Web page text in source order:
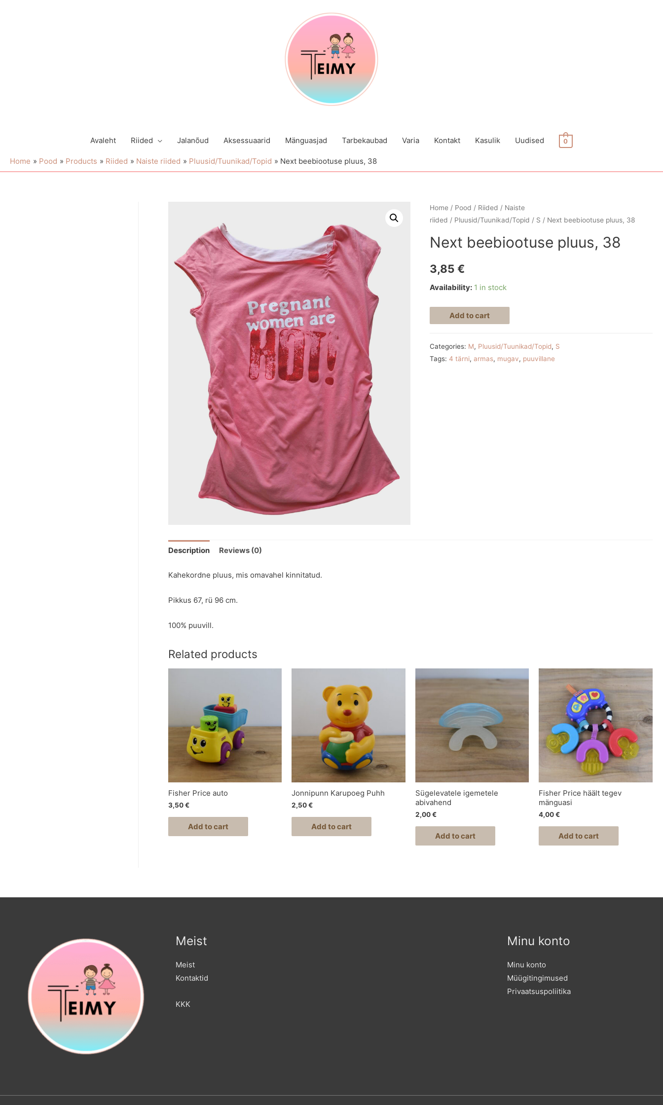
Avaleht Riided Jalanõud Aksessuaarid Mänguasjad Tarbekaubad Varia Kontakt Kasulik Uudised 0
Home Pood Products Riided Naiste riided Pluusid/Tuunikad/Topid Next beebiootuse pluus, 38
Home / Pood / Riided / Naiste
riided / Pluusid/Tuunikad/Topid / S / Next beebiootuse pluus, 38
Next beebiootuse pluus, 38
3,85€
Availability: 1 in stock
Add to cart
Categories: M, Pluusid/Tuunikad/Topid, S
Tags:4 tärni,armas, mugav, puuvillane
Description Reviews (0)
Kahekordne pluus, mis omavahel kinnitatud.
Pikkus 67, rü 96 cm.
100% puuvill.
Related products
Fisher Price auto
3,50€
Add to cart
Jonnipunn Karupoeg Puhh
2,50€
Add to cart
Sügelevatele igemetele
abivahend
2,00€
Add to cart
Fisher Price häält tegev
mänguasi
4,00€
Add to cart
Meist
Meist
Kontaktid
KKK
Minu konto
Minu konto
Müügitingimused
Privaatsuspoliitika